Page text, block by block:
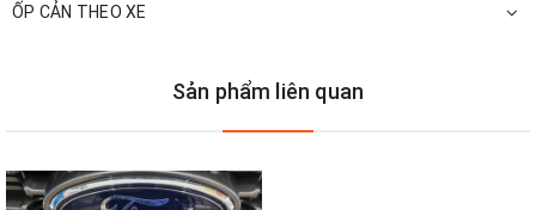
ỐP CẢN THEO XE
Sản phẩm liên quan